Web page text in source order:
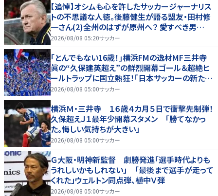
【追悼】オシムも心を許したサッカージャーナリス
トの不思議な人徳。後藤健生が語る盟友・田村修
一さん(2)全州のはずが原州へ？ 愛すべき男
の“大迷子”伝説
2026/08/08 05:20サッカー
｢とんでもない16歳！｣横浜FMの逸材MF三井寺
眞の“久保建英超え”の鮮烈開幕ゴール＆超絶ヒ
ールトラップに国立熱狂！｢日本サッカーの新たな
スターが誕生した｣
2026/08/08 05:00サッカー
横浜Ｍ・三井寺 １６歳４カ月５日で衝撃先制弾！
久保超えＪ１最年少開幕スタメン 「勝てなかっ
た。悔しい気持ちが大きい」
2026/08/08 05:00サッカー
Ｇ大阪・明神新監督 劇勝発進「選手時代よりも
うれしいかもしれない」 「最後まで選手が走って
くれた」ウェルトン同点弾、植中Ｖ弾
2026/08/08 05:00サッカー